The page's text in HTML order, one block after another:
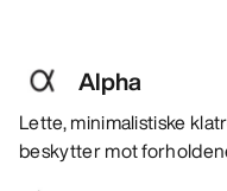
Alpha
Lette, minimalistiske
beskytter mot